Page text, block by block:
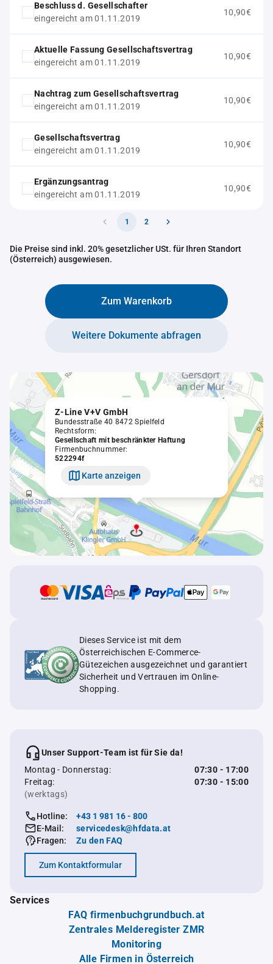
Beschluss d. Gesellschafter
eingereicht am 01.11.2019
10,90€
Aktuelle Fassung Gesellschaftsvertrag
eingereicht am 01.11.2019
10,90€
Nachtrag zum Gesellschaftsvertrag
eingereicht am 01.11.2019
10,90€
Gesellschaftsvertrag
eingereicht am 01.11.2019
10,90€
Ergänzungsantrag
eingereicht am 01.11.2019
10,90€
1 2
Die Preise sind inkl. 20% gesetzlicher USt. für Ihren Standort
(Österreich) ausgewiesen.
Zum Warenkorb
Weitere Dokumente abfragen
Z-Line V+V GmbH
Bundesstraße 40 8472 Spielfeld
Rechtsform:
Gesellschaft mit beschränkter Haftung
Firmenbuchnummer:
522294f
Karte anzeigen
Dieses Service ist mit dem
Österreichischen E-Commerce-
Gütezeichen ausgezeichnet und garantiert
Sicherheit und Vertrauen im Online-
Shopping.
Unser Support-Team ist für Sie da!
Montag - Donnerstag:
07:30 - 17:00
Freitag:
07:30 - 15:00
(werktags)
Hotline:
+43 1 981 16 - 800
E-Mail:
servicedesk@hfdata.at
Fragen:
Zu den FAQ
Zum Kontaktformular
Services
FAQ firmenbuchgrundbuch.at
Zentrales Melderegister ZMR
Monitoring
Alle Firmen in Österreich